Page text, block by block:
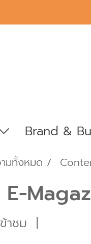
Brand &
มทั้งหมด
E-
าชม |